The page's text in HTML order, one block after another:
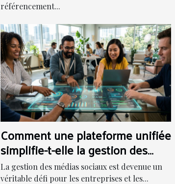
référencement...
Comment une plateforme unifiée
simplifie-t-elle la gestion des
médias sociaux ?
La gestion des médias sociaux est devenue un
véritable défi pour les entreprises et les...